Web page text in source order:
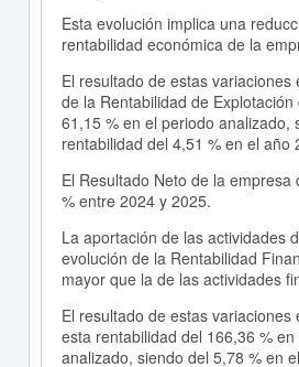
Esta evolución implica una
rentabilidad económica de la
El resultado de estas variaciones
de la Rentabilidad de
61,15 % en el periodo analizado,
rentabilidad del 4,51 % en el año
El Resultado Neto de la empresa
% entre 2024 y 2025.
La aportación de las actividades
evolución de la Rentabilidad
mayor que la de las actividades
El resultado de estas variaciones
esta rentabilidad del 166,36 %
analizado, siendo del 5,78 % en